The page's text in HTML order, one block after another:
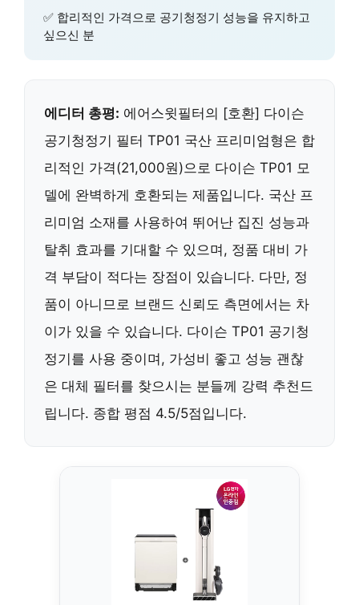
✅ 합리적인 가격으로 공기청정기 성능을 유지하고
싶으신 분
에디터 총평: 에어스윗필터의 [호환] 다이슨
공기청정기 필터 TP01 국산 프리미엄형은 합
리적인 가격(21,000원)으로 다이슨 TP01 모
델에 완벽하게 호환되는 제품입니다. 국산 프
리미엄 소재를 사용하여 뛰어난 집진 성능과
탈취 효과를 기대할 수 있으며, 정품 대비 가
격 부담이 적다는 장점이 있습니다. 다만, 정
품이 아니므로 브랜드 신뢰도 측면에서는 차
이가 있을 수 있습니다. 다이슨 TP01 공기청
정기를 사용 중이며, 가성비 좋고 성능 괜찮
은 대체 필터를 찾으시는 분들께 강력 추천드
립니다. 종합 평점 4.5/5점입니다.